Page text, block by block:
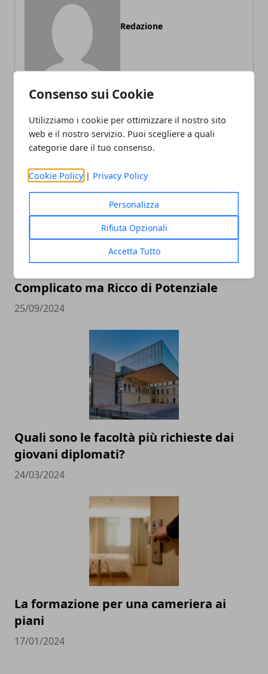
Consenso sui Cookie
Utilizziamo i cookie per ottimizzare il nostro sito
web e il nostro servizio. Puoi scegliere a quali
categorie dare il tuo consenso.
Cookie Policy | Privacy Policy
Personalizza
Rifiuta Opzionali
Accetta Tutto
Redazione
ARTICOLI CORRELATI
Complicato ma Ricco di Potenziale
25/09/2024
Quali sono le facoltà più richieste dai
giovani diplomati?
24/03/2024
La formazione per una cameriera ai
piani
17/01/2024